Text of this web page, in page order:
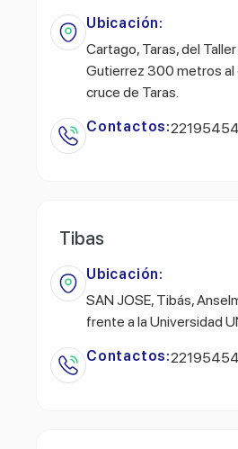
Ubicación:
Cartago, Taras, del
Gutierrez 300 metros al
cruce de Taras.
Contactos:22195454
Tibas
Ubicación:
SAN JOSE, Tibás,
frente a la Universidad
Contactos:22195454